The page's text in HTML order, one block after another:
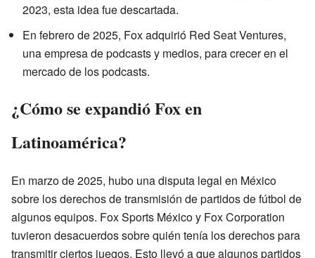
2023, esta idea fue descartada.
En febrero de 2025, Fox adquirió Red Seat Ventures,
una empresa de podcasts y medios, para crecer en el
mercado de los podcasts.
¿Cómo se expandió Fox en
Latinoamérica?
En marzo de 2025, hubo una disputa legal en México
sobre los derechos de transmisión de partidos de fútbol de
algunos equipos. Fox Sports México y Fox Corporation
tuvieron desacuerdos sobre quién tenía los derechos para
transmitir ciertos juegos. Esto llevó a que algunos partidos